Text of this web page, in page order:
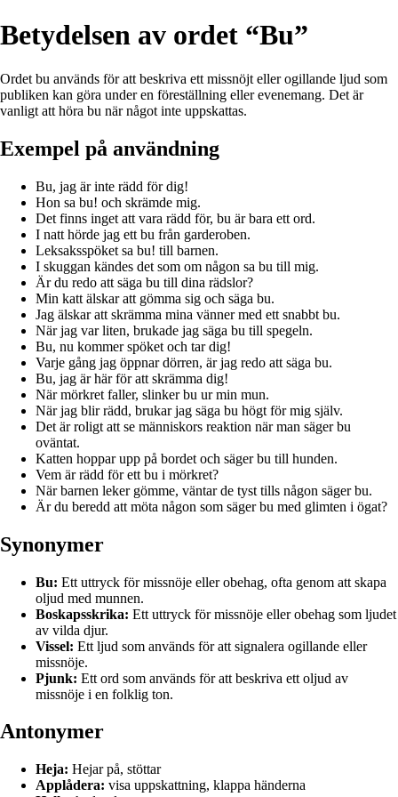
Betydelsen av ordet “Bu”
Ordet bu används för att beskriva ett missnöjt eller ogillande ljud som
publiken kan göra under en föreställning eller evenemang. Det är
vanligt att höra bu när något inte uppskattas.
Exempel på användning
Bu, jag är inte rädd för dig!
Hon sa bu! och skrämde mig.
Det finns inget att vara rädd för, bu är bara ett ord.
I natt hörde jag ett bu från garderoben.
Leksaksspöket sa bu! till barnen.
I skuggan kändes det som om någon sa bu till mig.
Är du redo att säga bu till dina rädslor?
Min katt älskar att gömma sig och säga bu.
Jag älskar att skrämma mina vänner med ett snabbt bu.
När jag var liten, brukade jag säga bu till spegeln.
Bu, nu kommer spöket och tar dig!
Varje gång jag öppnar dörren, är jag redo att säga bu.
Bu, jag är här för att skrämma dig!
När mörkret faller, slinker bu ur min mun.
När jag blir rädd, brukar jag säga bu högt för mig själv.
Det är roligt att se människors reaktion när man säger bu
oväntat.
Katten hoppar upp på bordet och säger bu till hunden.
Vem är rädd för ett bu i mörkret?
När barnen leker gömme, väntar de tyst tills någon säger bu.
Är du beredd att möta någon som säger bu med glimten i ögat?
Synonymer
Bu: Ett uttryck för missnöje eller obehag, ofta genom att skapa
oljud med munnen.
Boskapsskrika: Ett uttryck för missnöje eller obehag som ljudet
av vilda djur.
Vissel: Ett ljud som används för att signalera ogillande eller
missnöje.
Pjunk: Ett ord som används för att beskriva ett oljud av
missnöje i en folklig ton.
Antonymer
Heja: Hejar på, stöttar
Applådera: visa uppskattning, klappa händerna